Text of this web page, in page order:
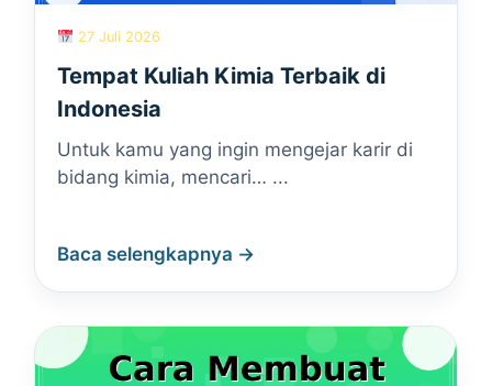
27 Juli 2026
Tempat Kuliah Kimia Terbaik di
Indonesia
Untuk kamu yang ingin mengejar karir di
bidang kimia, mencari… ...
Baca selengkapnya →